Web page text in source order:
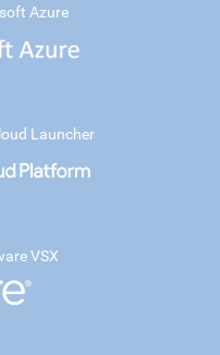
Azure
Launcher
VSX